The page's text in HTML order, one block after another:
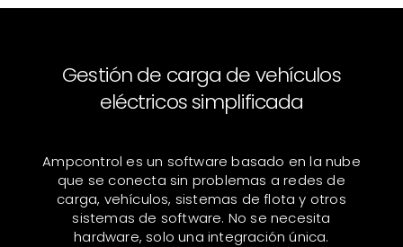
Gestión de carga de vehículos
eléctricos simplificada
Ampcontrol es un software basado en la nube
que se conecta sin problemas a redes de
carga, vehículos, sistemas de flota y otros
sistemas de software. No se necesita
hardware, solo una integración única.